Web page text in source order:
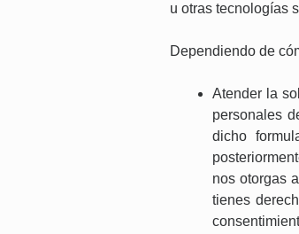
u otras tecnologías
Dependiendo de
Atender la
personales
dicho
nos otorgas
tienes